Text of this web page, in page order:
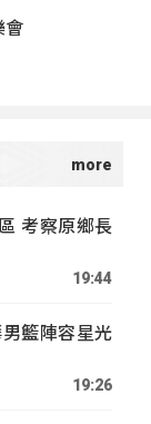
會
考察原鄉長
19:44
籃陣容星光
19:26